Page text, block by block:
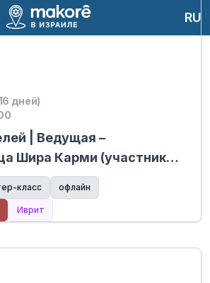
RU
дней)
| Ведущая –
Шира Карми (участник
Хабайта) – Mediatech
класс офлайн
Иврит